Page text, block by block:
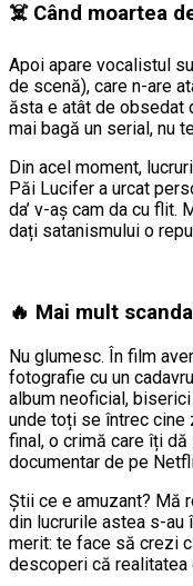
☠️ Când moartea
Apoi apare vocalistul
de scenă), care n-are
ăsta e atât de obsedat
mai bagă un serial, nu
Din acel moment,
Păi Lucifer a urcat
da’ v-aș cam da cu flit.
dați satanismului o
🔥 Mai mult
Nu glumesc. În film
fotografie cu un
album neoficial,
unde toți se întrec cine
final, o crimă care îți
documentar de pe
Știi ce e amuzant? Mă
din lucrurile astea s-au
merit: te face să crezi
descoperi că realitatea